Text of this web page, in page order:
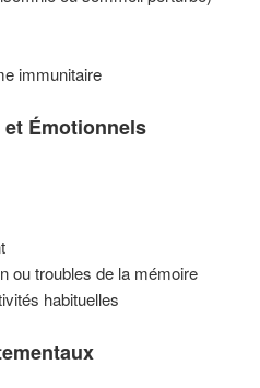
immunitaire
Émotionnels
ou troubles de la mémoire
habituelles